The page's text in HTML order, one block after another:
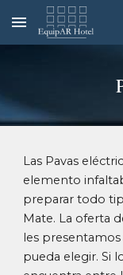
Skip to main content
Las Pavas
elemento
preparar todo
Mate. La oferta
les
pueda elegir. Si